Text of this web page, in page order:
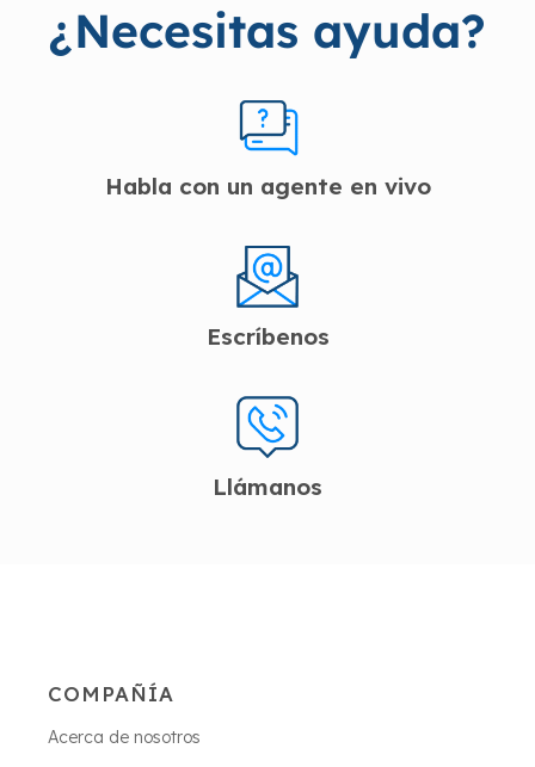
¿Necesitas ayuda?
Habla con un agente en vivo
Escríbenos
Llámanos
COMPAÑÍA
Acerca de nosotros